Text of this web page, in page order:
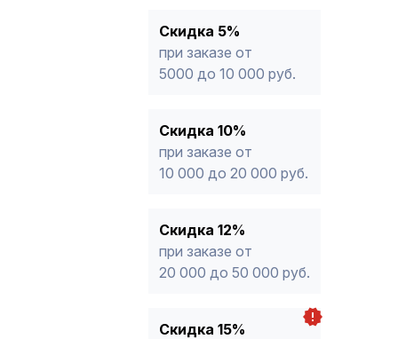
* -Для заказов, состоящих
продукции, максимальная скидка
Скидка 5%
при заказе от
5000 до 10 000 руб.
Скидка 10%
при заказе от
10 000 до 20 000 руб.
Скидка 12%
при заказе от
20 000 до 50 000 руб.
Скидка 15%